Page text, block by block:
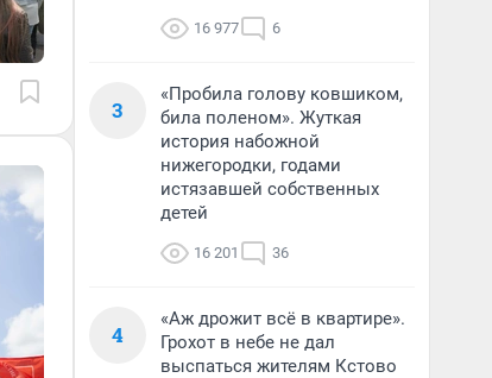
16 977 6
3
«Пробила голову ковшиком,
била поленом». Жуткая
история набожной
нижегородки, годами
истязавшей собственных
детей
16 201 36
4
«Аж дрожит всё в квартире».
Грохот в небе не дал
выспаться жителям Кстово